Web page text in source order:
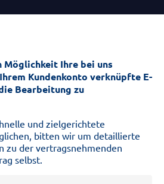
Möglichkeit Ihre bei uns
Kundenkonto verknüpfte E-
Bearbeitung zu
und zielgerichtete
bitten wir um detaillierte
zu der vertragsnehmenden
selbst.